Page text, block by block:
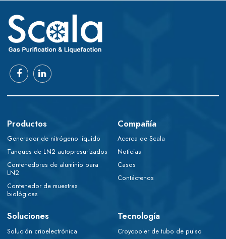
Productos
Generador de nitrógeno líquido
Tanques de LN2 autopresurizados
Contenedores de aluminio para
LN2
Contenedor de muestras
biológicas
Compañía
Acerca de Scala
Noticias
Casos
Contáctenos
Soluciones
Solución crioelectrónica
Tecnología
Croycooler de tubo de pulso